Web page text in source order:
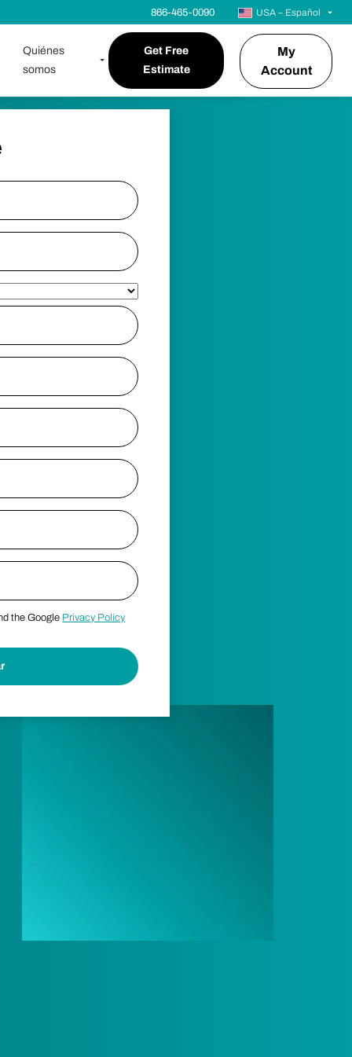
866-465-0090 USA – Español
Quiénes
somos
Get Free
Estimate
My
Account
the Google Privacy Policy